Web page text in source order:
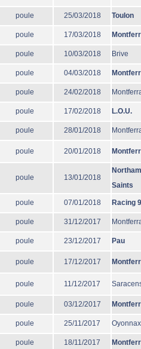
poule 25/03/2018 Toulon
poule 17/03/2018
poule 10/03/2018 Brive
poule 04/03/2018
poule 24/02/2018
poule 17/02/2018 L.O.U.
poule 28/01/2018
poule 20/01/2018
poule 13/01/2018
Saints
poule 07/01/2018 Racing
poule 31/12/2017
poule 23/12/2017 Pau
poule 17/12/2017
poule 11/12/2017
poule 03/12/2017
poule 25/11/2017 Oyonnax
poule 18/11/2017